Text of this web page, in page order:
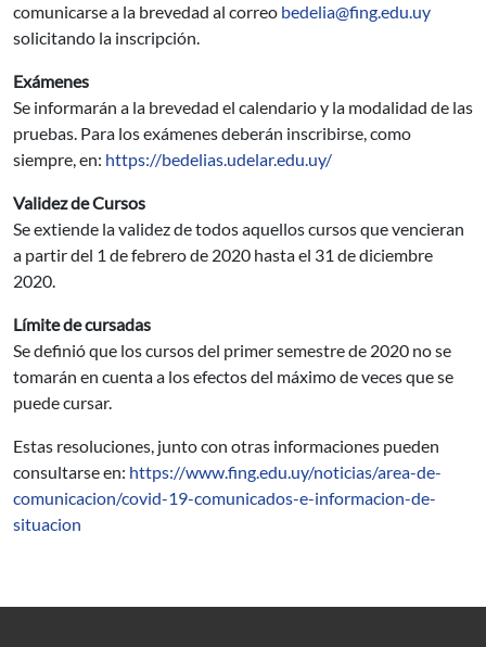
comunicarse a la brevedad al correo bedelia@fing.edu.uy
solicitando la inscripción.
Exámenes
Se informarán a la brevedad el calendario y la modalidad de las
pruebas. Para los exámenes deberán inscribirse, como
siempre, en: https://bedelias.udelar.edu.uy/
Validez de Cursos
Se extiende la validez de todos aquellos cursos que vencieran
a partir del 1 de febrero de 2020 hasta el 31 de diciembre
2020.
Límite de cursadas
Se definió que los cursos del primer semestre de 2020 no se
tomarán en cuenta a los efectos del máximo de veces que se
puede cursar.
Estas resoluciones, junto con otras informaciones pueden
consultarse en: https://www.fing.edu.uy/noticias/area-de-
comunicacion/covid-19-comunicados-e-informacion-de-
situacion